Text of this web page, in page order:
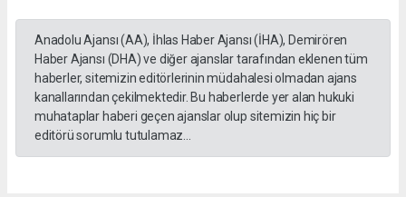
Anadolu Ajansı (AA), İhlas Haber Ajansı (İHA), Demirören
Haber Ajansı (DHA) ve diğer ajanslar tarafından eklenen tüm
haberler, sitemizin editörlerinin müdahalesi olmadan ajans
kanallarından çekilmektedir. Bu haberlerde yer alan hukuki
muhataplar haberi geçen ajanslar olup sitemizin hiç bir
editörü sorumlu tutulamaz...